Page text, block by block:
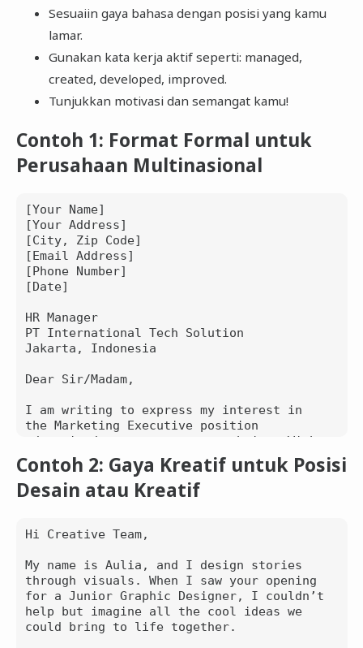
Sesuaiin gaya bahasa dengan posisi yang kamu
lamar.
Gunakan kata kerja aktif seperti: managed,
created, developed, improved.
Tunjukkan motivasi dan semangat kamu!
Contoh 1: Format Formal untuk
Perusahaan Multinasional
[Your Name]
[Your Address]
[City, Zip Code]
[Email Address]
[Phone Number]
[Date]
HR Manager
PT International Tech Solution
Jakarta, Indonesia
Dear Sir/Madam,
I am writing to express my interest in
the Marketing Executive position
advertised on your company website. With
over 3 years of experience in digital
marketing and a proven track record of
driving successful campaigns, I am
managed social media campaigns that
increased client engagement by over 60%.
I am well-versed in SEO, content
marketing, and paid ads strategies. I am
particularly drawn to PT International
Contoh 2: Gaya Kreatif untuk Posisi
Desain atau Kreatif
Hi Creative Team,
My name is Aulia, and I design stories
through visuals. When I saw your opening
for a Junior Graphic Designer, I couldn’t
help but imagine all the cool ideas we
could bring to life together.